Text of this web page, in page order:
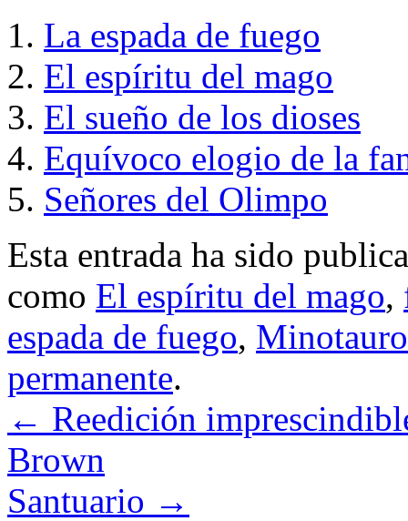
La espada de fuego
El espíritu del mago
El sueño de los dioses
Equívoco elogio de la
Señores del Olimpo
Esta entrada ha sido
como El espíritu del mago,
espada de fuego, Minotauro
permanente.
← Reedición
Brown
Santuario →